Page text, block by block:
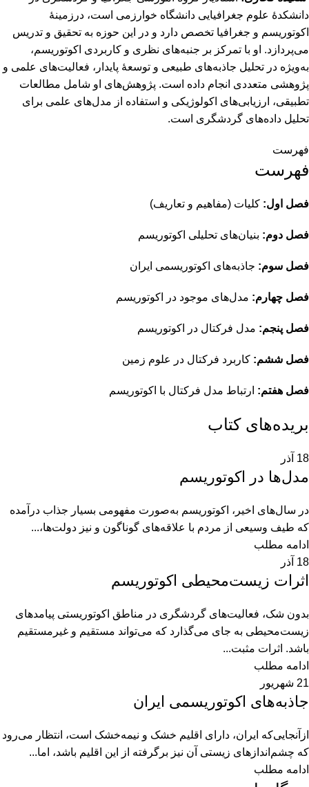
دانشکدۀ علوم جغرافیایی دانشگاه خوارزمی است، درزمینۀ
اکوتوریسم و جغرافیا تخصص دارد و در این حوزه به تحقیق و تدریس
می‌پردازد. او با تمرکز بر جنبه‌های نظری و کاربردی اکوتوریسم،
به‌ویژه در تحلیل جاذبه‌های طبیعی و توسعۀ پایدار، فعالیت‌های علمی و
پژوهشی متعددی انجام داده است. پژوهش‌های او شامل مطالعات
تطبیقی، ارزیابی‌های اکولوژیکی و استفاده از مدل‌های علمی برای
تحلیل داده‌های گردشگری است.
فهرست
فهرست
فصل اول: کلیات (مفاهیم و تعاریف)
فصل دوم: بنیان‌های تحلیلی اکوتوریسم
فصل سوم: جاذبه‌های اکوتوریسمی ایران
فصل چهارم: مدل‌های موجود در اکوتوریسم
فصل پنجم: مدل فرکتال در اکوتوریسم
فصل ششم: کاربرد فرکتال در علوم زمین
فصل هفتم: ارتباط مدل فرکتال با اکوتوریسم
بریده‌های کتاب
18 آذر
مدل‌ها در اكوتوريسم
در سال‌های اخیر، اکوتوریسم به‌صورت مفهومی بسیار جذاب درآمده
که طیف وسیعی از مردم با علاقه‌های گوناگون و نیز دولت‌ها،...
ادامه مطلب
18 آذر
اثرات زیست‌محیطی اکوتوریسم
بدون شک، فعالیت‌های گردشگری در مناطق اکوتوریستی پیامدهای
زیست‌محیطی به جای می‌گذارد که می‌تواند مستقیم و غیرمستقیم
باشد. اثرات مثبت...
ادامه مطلب
21 شهریور
جاذبه‌های اکوتوریسمی ایران
ازآنجایی‌که ایران، دارای اقلیم خشک و نیمه‌خشک است، انتظار می‌رود
که چشم‌اندازهای زیستی آن نیز برگرفته از این اقلیم باشد، اما...
ادامه مطلب